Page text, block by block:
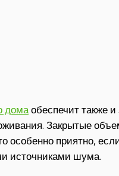
домаобеспечит также и
Закрытые
особенно приятно,
источниками шума.